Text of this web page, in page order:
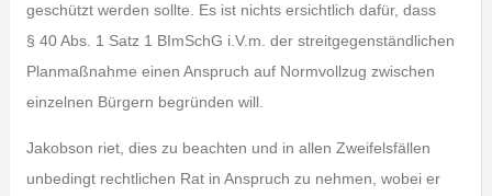
geschützt werden sollte. Es ist nichts ersichtlich dafür, dass
§ 40 Abs. 1 Satz 1 BImSchG i.V.m. der streitgegenständlichen
Planmaßnahme einen Anspruch auf Normvollzug zwischen
einzelnen Bürgern begründen will.
Jakobson riet, dies zu beachten und in allen Zweifelsfällen
unbedingt rechtlichen Rat in Anspruch zu nehmen, wobei er